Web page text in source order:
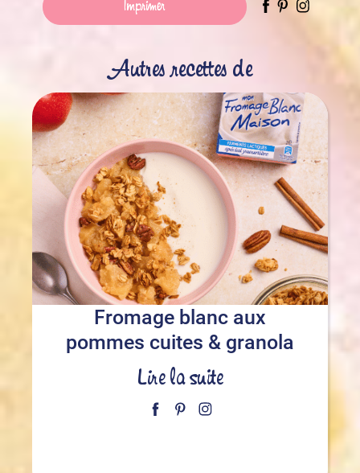
Imprimer
Autres recettes de
Fromage blanc aux
pommes cuites & granola
Lire la suite